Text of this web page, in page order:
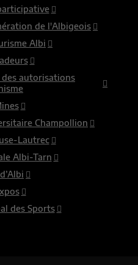
de l'Albigeois
Albi
autorisations
Champollion
Lautrec
Albi-Tarn
des Sports